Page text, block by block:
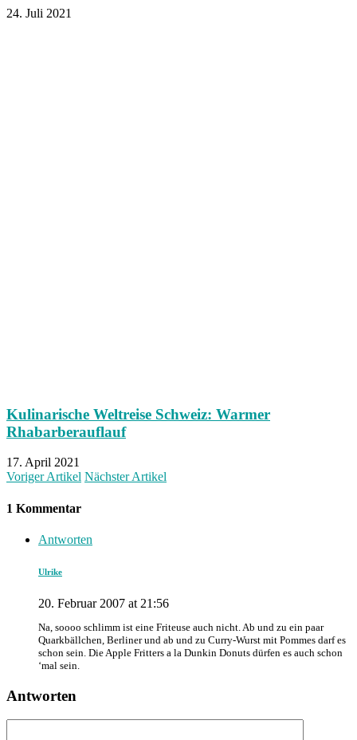
24. Juli 2021
Kulinarische Weltreise Schweiz: Warmer
Rhabarberauflauf
17. April 2021
Voriger Artikel Nächster Artikel
1 Kommentar
Antworten
Ulrike
20. Februar 2007 at 21:56
Na, soooo schlimm ist eine Friteuse auch nicht. Ab und zu ein paar
Quarkbällchen, Berliner und ab und zu Curry-Wurst mit Pommes darf es
schon sein. Die Apple Fritters a la Dunkin Donuts dürfen es auch schon
‘mal sein.
Antworten